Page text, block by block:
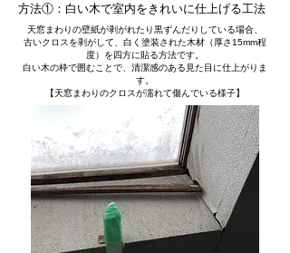
方法①：白い木で室内をきれいに仕上げる工法
天窓まわりの壁紙が剥がれたり黒ずんだりしている場合、
古いクロスを剥がして、白く塗装された木材（厚さ15mm程
度）を四方に貼る方法です。
白い木の枠で囲むことで、清潔感のある見た目に仕上がりま
す。
【天窓まわりのクロスが濡れて傷んでいる様子】